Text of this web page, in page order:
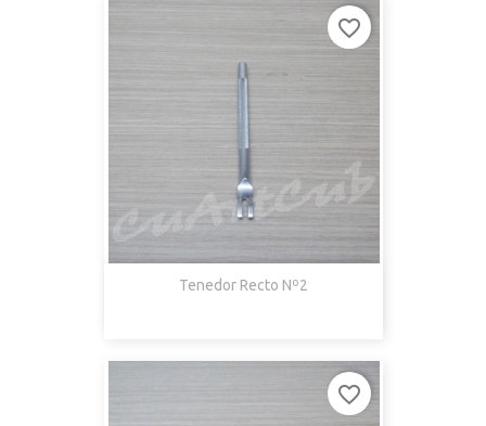
Tenedor Recto Nº2
favorite_border
favorite_border